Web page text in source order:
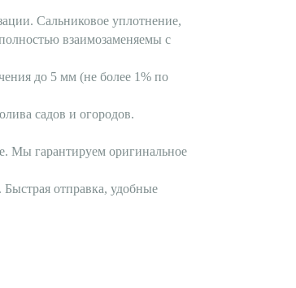
Сальниковое уплотнение,
взаимозаменяемы с
до 5 мм (не более 1% по
садов и огородов.
Мы гарантируем оригинальное
отправка, удобные